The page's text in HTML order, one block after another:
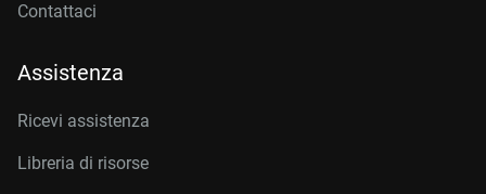
Contattaci
Assistenza
Ricevi assistenza
Libreria di risorse